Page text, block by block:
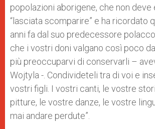
popolazioni aborigene, che non deve
“lasciata scomparire” e ha ricordato
anni fa dal suo predecessore
che i vostri doni valgano così poco
più preoccuparvi di conservarli –
Wojtyla -. Condivideteli tra di voi e
vostri figli. I vostri canti, le vostre
pitture, le vostre danze, le vostre
mai andare perdute”.